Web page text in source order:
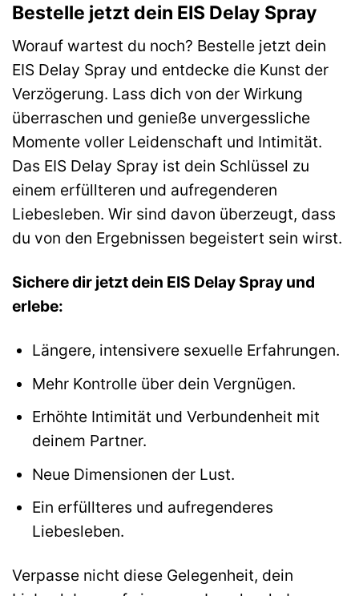
Bestelle jetzt dein EIS Delay Spray
Worauf wartest du noch? Bestelle jetzt dein
EIS Delay Spray und entdecke die Kunst der
Verzögerung. Lass dich von der Wirkung
überraschen und genieße unvergessliche
Momente voller Leidenschaft und Intimität.
Das EIS Delay Spray ist dein Schlüssel zu
einem erfüllteren und aufregenderen
Liebesleben. Wir sind davon überzeugt, dass
du von den Ergebnissen begeistert sein wirst.
Sichere dir jetzt dein EIS Delay Spray und
erlebe:
Längere, intensivere sexuelle Erfahrungen.
Mehr Kontrolle über dein Vergnügen.
Erhöhte Intimität und Verbundenheit mit
deinem Partner.
Neue Dimensionen der Lust.
Ein erfüllteres und aufregenderes
Liebesleben.
Verpasse nicht diese Gelegenheit, dein